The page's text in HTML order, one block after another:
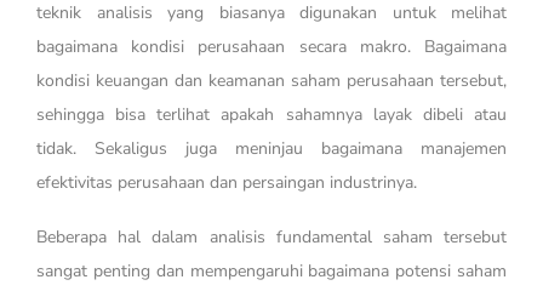
teknik analisis yang biasanya digunakan untuk melihat
bagaimana kondisi perusahaan secara makro. Bagaimana
kondisi keuangan dan keamanan saham perusahaan tersebut,
sehingga bisa terlihat apakah sahamnya layak dibeli atau
tidak. Sekaligus juga meninjau bagaimana manajemen
efektivitas perusahaan dan persaingan industrinya.
Beberapa hal dalam analisis fundamental saham tersebut
sangat penting dan mempengaruhi bagaimana potensi saham